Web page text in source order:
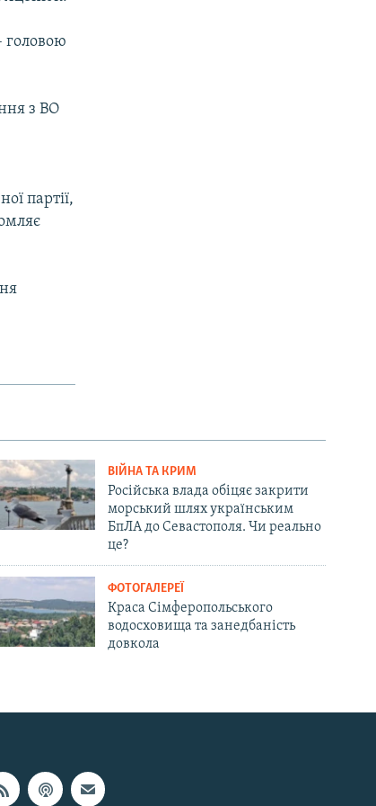
головою
з ВО
партії,
ВІЙНА ТА КРИМ
Російська влада обіцяє закрити
морський шлях українським
БпЛА до Севастополя. Чи реально
це?
ФОТОГАЛЕРЕЇ
Краса Сімферопольського
водосховища та занедбаність
довкола